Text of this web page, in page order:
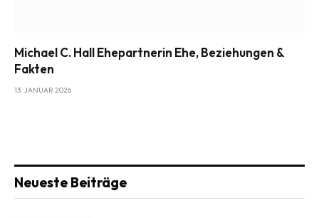
Michael C. Hall Ehepartnerin Ehe, Beziehungen &
Fakten
13. JANUAR 2026
Neueste Beiträge